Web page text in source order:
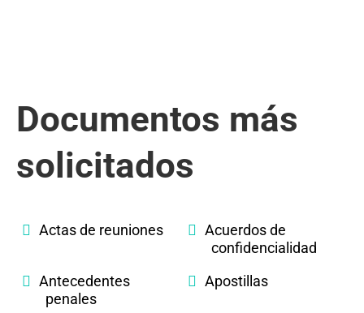
Documentos más
solicitados
Actas de reuniones
Acuerdos de
confidencialidad
Antecedentes
penales
Apostillas